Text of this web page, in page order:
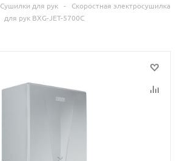
Сушилки для рук -
Скоростная электросушилка
для рук BXG-JET-5700C